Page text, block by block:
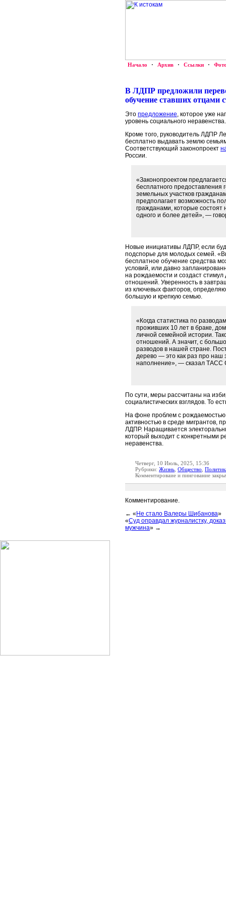
Начало · Архив · Ссылки ·
В ЛДПР предложили
обучение ставших отцами
Это предложение, которое уже
уровень социального неравенства.
Кроме того, руководитель ЛДПР
бесплатно выдавать землю
Соответствующий законопроект
России.
«Законопроектом
бесплатного предоставления
земельных участков
предполагает возможность
гражданами, которые
одного и более детей», —
Новые инициативы ЛДПР, если
подспорье для молодых семей.
бесплатное обучение средства
условий, или давно
на рождаемости и создаст
отношений. Уверенность в
из ключевых факторов,
большую и крепкую семью.
«Когда статистика по
проживших 10 лет в браке,
личной семейной истории.
отношений. А значит, с
разводов в нашей стране.
дерево — это как раз про наш
наполнение», — сказал ТАСС
По сути, меры рассчитаны на
социалистических взглядов. То
На фоне проблем с рождаемостью
активностью в среде мигрантов,
ЛДПР. Наращивается
который выходит с конкретными
неравенства.
Четверг, 10 Июль, 2025, 15:36
Рубрики: Жизнь Общество
Комментироваие и пингование
Комментирование.
← « Не стало Валеры Шибанова»
«Суд оправдал журналистку,
мужчина» →